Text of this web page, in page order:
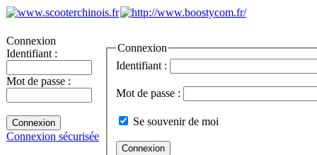
Connexion
Identifiant :
Mot de passe :
Connexion sécurisée
Connexion
Identifiant :
Mot de passe :
Se souvenir de moi